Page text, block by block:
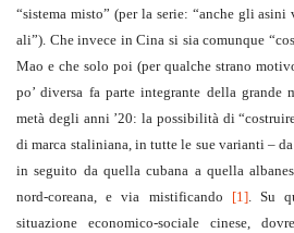
“sistema misto” (per la serie: “anche gli
ali”). Che invece in Cina si sia comunque
Mao e che solo poi (per qualche strano
po’ diversa fa parte integrante della grande
metà degli anni ’20: la possibilità di
di marca staliniana, in tutte le sue varianti –
in seguito da quella cubana a quella
nord-coreana, e via mistificando [1]. Su
situazione economico-sociale cinese,